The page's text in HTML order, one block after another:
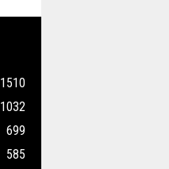
1510
1032
699
585